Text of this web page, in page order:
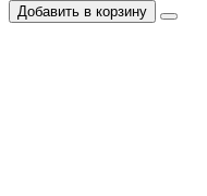
Добавить в корзину